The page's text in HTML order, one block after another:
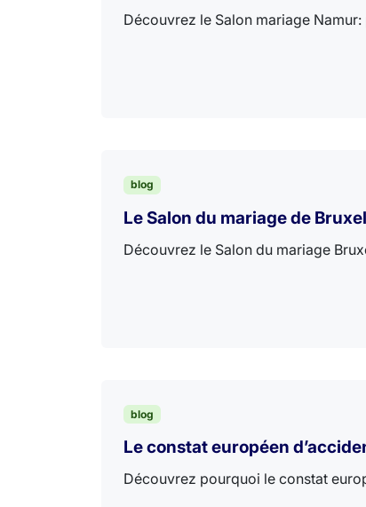
Découvrez le Salon mariage
blog
Le Salon du mariage de
Découvrez le Salon du mariage
blog
Le constat européen
Découvrez pourquoi le constat